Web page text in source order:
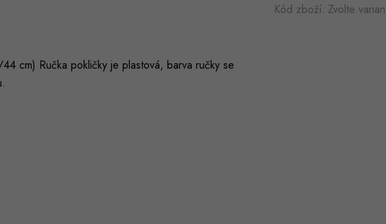
Kód zboží: Zvolte
cm) Ručka pokličky je plastová, barva ručky se